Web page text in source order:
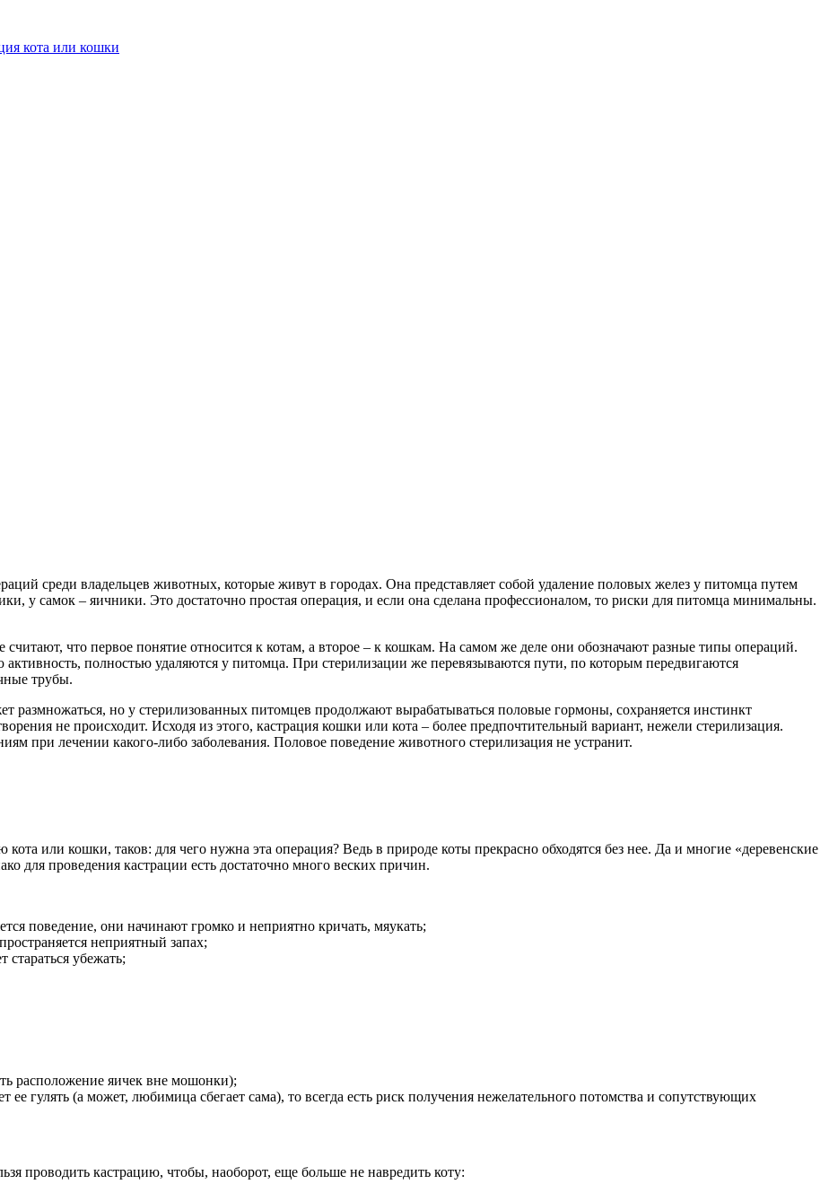
кота или кошки
среди владельцев животных, которые живут в городах. Она представляет собой удаление половых желез у питомца путем
у самок – яичники. Это достаточно простая операция, и если она сделана профессионалом, то риски для питомца минимальны.
что первое понятие относится к котам, а второе – к кошкам. На самом же деле они обозначают разные типы операций.
полностью удаляются у питомца. При стерилизации же перевязываются пути, по которым передвигаются
трубы.
размножаться, но у стерилизованных питомцев продолжают вырабатываться половые гормоны, сохраняется инстинкт
не происходит. Исходя из этого, кастрация кошки или кота – более предпочтительный вариант, нежели стерилизация.
при лечении какого-либо заболевания. Половое поведение животного стерилизация не устранит.
или кошки, таков: для чего нужна эта операция? Ведь в природе коты прекрасно обходятся без нее. Да и многие «деревенские
для проведения кастрации есть достаточно много веских причин.
поведение, они начинают громко и неприятно кричать, мяукать;
неприятный запах;
убежать;
расположение яичек вне мошонки);
ее гулять (а может, любимица сбегает сама), то всегда есть риск получения нежелательного потомства и сопутствующих
проводить кастрацию, чтобы, наоборот, еще больше не навредить коту: